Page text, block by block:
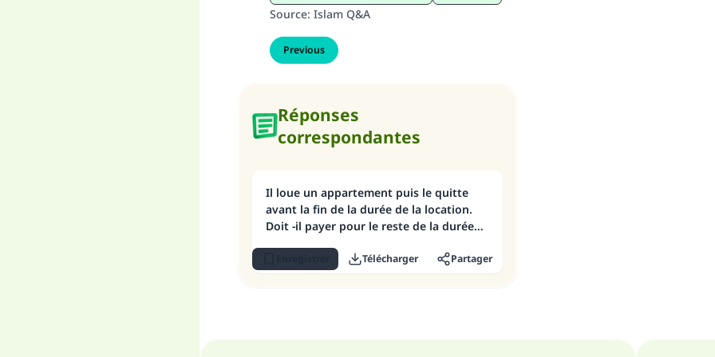
Source: Islam Q&A
Previous
Réponses
correspondantes
Il loue un appartement puis le quitte
avant la fin de la durée de la location.
Doit -il payer pour le reste de la durée
Télécharger Partager